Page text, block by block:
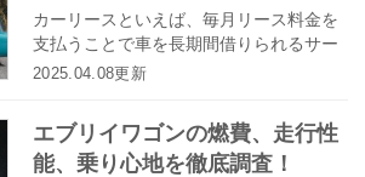
すすめのカーリースの業者をご紹介した
いと思います。
カーリースといえば、毎月リース料金を
支払うことで車を長期間借りられるサー
ビスとして知られています。マイカーの
ビスです。今回は秋田県で利用できるお
すすめのカーリース業者をご紹介したい
2025.04.08更新
エブリイワゴンの燃費、走行性
能、乗り心地を徹底調査！